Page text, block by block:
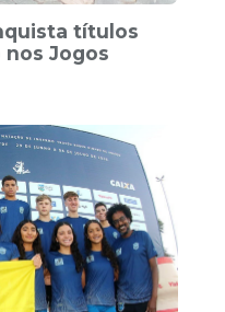
títulos
Jogos